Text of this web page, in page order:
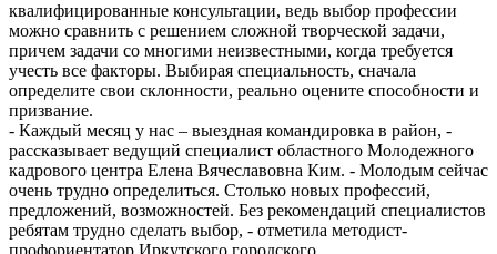
квалифицированные консультации, ведь выбор профессии
можно сравнить с решением сложной творческой задачи,
причем задачи со многими неизвестными, когда требуется
учесть все факторы. Выбирая специальность, сначала
определите свои склонности, реально оцените способности и
призвание.
- Каждый месяц у нас – выездная командировка в район, -
рассказывает ведущий специалист областного Молодежного
кадрового центра Елена Вячеславовна Ким. - Молодым сейчас
очень трудно определиться. Столько новых профессий,
предложений, возможностей. Без рекомендаций специалистов
ребятам трудно сделать выбор, - отметила методист-
профориентатор Иркутского городского